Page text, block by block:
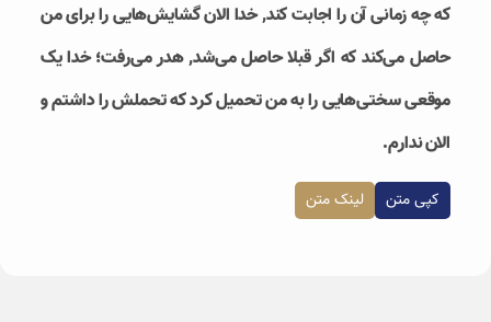
که چه زمانی آن را اجابت کند, خدا الان گشایش‌هایی را برای من
حاصل می‌کند که اگر قبلا حاصل می‌شد, هدر می‌رفت؛ خدا یک
موقعی سختی‌هایی را به من تحمیل کرد که تحملش را داشتم و
الان ندارم.
کپی متن لینک متن